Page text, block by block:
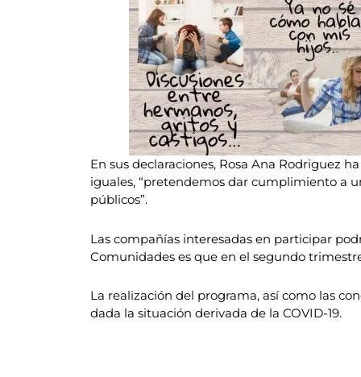
En sus declaraciones, Rosa Ana Rodriguez
iguales, “pretendemos dar cumplimiento a
públicos”.
Las compañías interesadas en participar
Comunidades es que en el segundo
La realización del programa, así como las
dada la situación derivada de la COVID-19.